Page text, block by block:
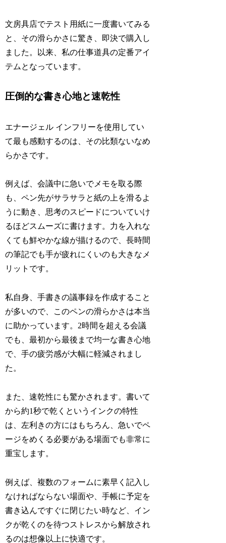
文房具店でテスト用紙に一度書いてみる
と、その滑らかさに驚き、即決で購入し
ました。以来、私の仕事道具の定番アイ
テムとなっています。
圧倒的な書き心地と速乾性
エナージェル インフリーを使用してい
て最も感動するのは、その比類ないなめ
らかさです。
例えば、会議中に急いでメモを取る際
も、ペン先がサラサラと紙の上を滑るよ
うに動き、思考のスピードについていけ
るほどスムーズに書けます。力を入れな
くても鮮やかな線が描けるので、長時間
の筆記でも手が疲れにくいのも大きなメ
リットです。
私自身、手書きの議事録を作成すること
が多いので、このペンの滑らかさは本当
に助かっています。2時間を超える会議
でも、最初から最後まで均一な書き心地
で、手の疲労感が大幅に軽減されまし
た。
また、速乾性にも驚かされます。書いて
から約1秒で乾くというインクの特性
は、左利きの方にはもちろん、急いでペ
ージをめくる必要がある場面でも非常に
重宝します。
例えば、複数のフォームに素早く記入し
なければならない場面や、手帳に予定を
書き込んですぐに閉じたい時など、イン
クが乾くのを待つストレスから解放され
るのは想像以上に快適です。